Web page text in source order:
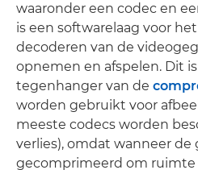
waaronder een codec en
is een softwarelaag voor
decoderen van de
opnemen en afspelen. Dit
tegenhanger van de
worden gebruikt voor
meeste codecs worden
verlies), omdat wanneer de
gecomprimeerd om ruimte